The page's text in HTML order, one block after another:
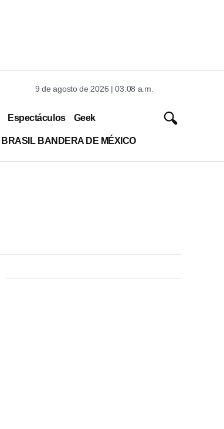
9 de agosto de 2026 | 03:08 a.m.
Espectáculos Geek
BRASIL BANDERA DE MÉXICO